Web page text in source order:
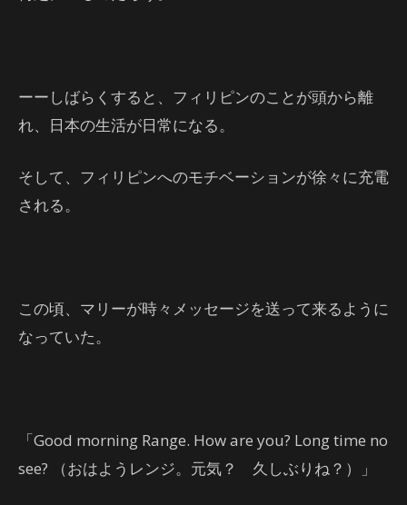
ーーしばらくすると、フィリピンのことが頭から離
れ、日本の生活が日常になる。
そして、フィリピンへのモチベーションが徐々に充電
される。
この頃、マリーが時々メッセージを送って来るように
なっていた。
「Good morning Range. How are you? Long time no
see? （おはようレンジ。元気？ 久しぶりね？）」